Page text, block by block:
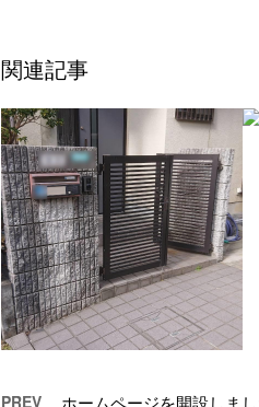
関連記事
PREV ホームページを開設しまし